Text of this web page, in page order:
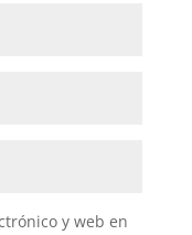
y web en